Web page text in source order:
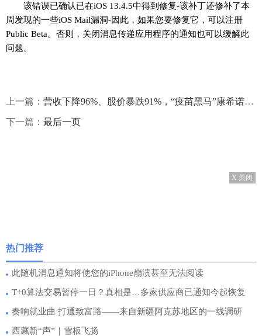
该错误已确认已在iOS 13.4.5中得到修复-该补丁还修补了本
周发现的一些iOS Mail漏洞-因此，如果您要修复它，可以注册
Public Beta。否则，关闭消息传递应用程序的通知也可以缓解此
问题。
上一篇： 营收下降96%、股价暴跌91%，“疫苗黑马”康希诺如何翻盘？
下一篇： 最后一页
X 关闭
热门推荐
此随机消息通知将使您的iPhone崩溃甚至无法阅读
T+0算法交易暂停一日？真相是…多家供应商已通知今起恢复
奏响就业曲 打通致富路——来自新疆阿克苏地区的一线调研
西藏新“声”｜雪板飞扬